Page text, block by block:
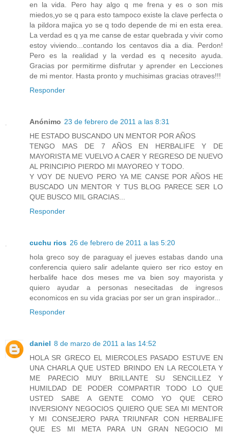
en la vida. Pero hay algo q me frena y es o son mis
miedos,yo se q para esto tampoco existe la clave perfecta o
la pildora majica yo se q todo depende de mi en esta erea.
La verdad es q ya me canse de estar quebrada y vivir como
estoy viviendo...contando los centavos dia a dia. Perdon!
Pero es la realidad y la verdad es q necesito ayuda.
Gracias por permitirme disfrutar y aprender en Lecciones
de mi mentor. Hasta pronto y muchisimas gracias otraves!!!
Responder
Anónimo 23 de febrero de 2011 a las 8:31
HE ESTADO BUSCANDO UN MENTOR POR AÑOS
TENGO MAS DE 7 AÑOS EN HERBALIFE Y DE
MAYORISTA ME VUELVO A CAER Y REGRESO DE NUEVO
AL PRINCIPIO PIERDO MI MAYOREO Y TODO.
Y VOY DE NUEVO PERO YA ME CANSE POR AÑOS HE
BUSCADO UN MENTOR Y TUS BLOG PARECE SER LO
QUE BUSCO MIL GRACIAS...
Responder
cuchu rios 26 de febrero de 2011 a las 5:20
hola greco soy de paraguay el jueves estabas dando una
conferencia quiero salir adelante quiero ser rico estoy en
herbalife hace dos meses me va bien soy mayorista y
quiero ayudar a personas nesecitadas de ingresos
economicos en su vida gracias por ser un gran inspirador...
Responder
daniel 8 de marzo de 2011 a las 14:52
HOLA SR GRECO EL MIERCOLES PASADO ESTUVE EN
UNA CHARLA QUE USTED BRINDO EN LA RECOLETA Y
ME PARECIO MUY BRILLANTE SU SENCILLEZ Y
HUMILDAD DE PODER COMPARTIR TODO LO QUE
USTED SABE A GENTE COMO YO QUE CERO
INVERSIONY NEGOCIOS QUIERO QUE SEA MI MENTOR
Y MI CONSEJERO PARA TRIUNFAR CON HERBALIFE
QUE ES MI META PARA UN GRAN NEGOCIO MI